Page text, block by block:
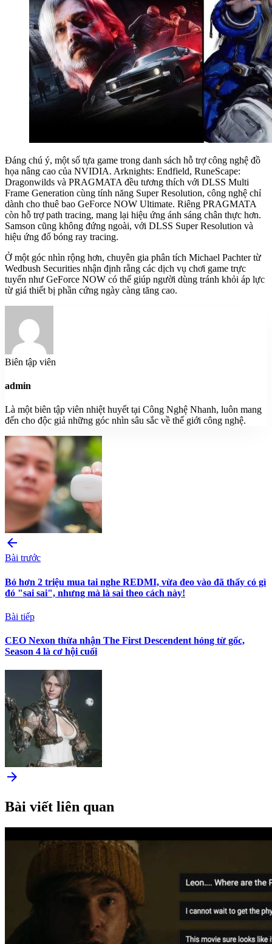
Đáng chú ý, một số tựa game trong danh sách hỗ trợ công nghệ đồ
họa nâng cao của NVIDIA. Arknights: Endfield, RuneScape:
Dragonwilds và PRAGMATA đều tương thích với DLSS Multi
Frame Generation cùng tính năng Super Resolution, công nghệ chỉ
dành cho thuê bao GeForce NOW Ultimate. Riêng PRAGMATA
còn hỗ trợ path tracing, mang lại hiệu ứng ánh sáng chân thực hơn.
Samson cũng không đứng ngoài, với DLSS Super Resolution và
hiệu ứng đổ bóng ray tracing.
Ở một góc nhìn rộng hơn, chuyên gia phân tích Michael Pachter từ
Wedbush Securities nhận định rằng các dịch vụ chơi game trực
tuyến như GeForce NOW có thể giúp người dùng tránh khỏi áp lực
từ giá thiết bị phần cứng ngày càng tăng cao.
Biên tập viên
admin
Là một biên tập viên nhiệt huyết tại Công Nghệ Nhanh, luôn mang
đến cho độc giả những góc nhìn sâu sắc về thế giới công nghệ.
arrow_back
Bài trước
Bỏ hơn 2 triệu mua tai nghe REDMI, vừa đeo vào đã thấy có gì
đó "sai sai", nhưng mà là sai theo cách này!
Bài tiếp
CEO Nexon thừa nhận The First Descendent hỏng từ gốc,
Season 4 là cơ hội cuối
arrow_forward
Bài viết liên quan